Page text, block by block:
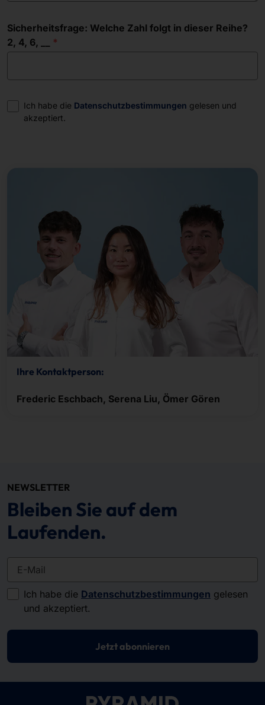
Sicherheitsfrage: Welche Zahl folgt in dieser Reihe?
2, 4, 6, __
Einwilligung
Ich habe die Datenschutzbestimmungen gelesen und
akzeptiert.
Ihre Kontaktperson:
Frederic Eschbach, Serena Liu, Ömer Gören
NEWSLETTER
Bleiben Sie auf dem
Laufenden.
E-Mail
Ich habe die Datenschutzbestimmungen gelesen
und akzeptiert.
Jetzt abonnieren